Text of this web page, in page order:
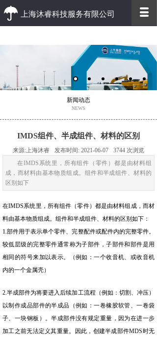
上海沐睿科技服务有限公司
优质的客户服务 高效的办事效率
新闻动态
NEWS
IMDS组件、半成组件、材料的区别
来源:上海沐睿 发布时间: 2021-06-07 3744 次浏览
在IMDS系统里，所有组件（零件）都是由材料组
成，而材料由基本物质组成。组件和半成组件、材料的
区别如下
在IMDS系统里，所有组件（零件）都是由材料组成，而材
料由基本物质组成。组件和半成组件、材料的区别如下：
1.部件用于表示单个零件、完整配件或配件内的完整零件。
较低层级的完整零件通常称为子部件，子部件和部件是用
相同的符号来加以表示。（例如：一个收音机、或收音机
内的一个金属壳）
2.半成部件为将要进入后续加工流程（例如：切割、冲压）
以制作成品部件的半成品（例如：一卷橡胶软管、一卷袋
子、一块钢板）。半成部件没有规定重量，因为在进一步
加工之前无法定义其重量。因此，创建半成部件MDS时无